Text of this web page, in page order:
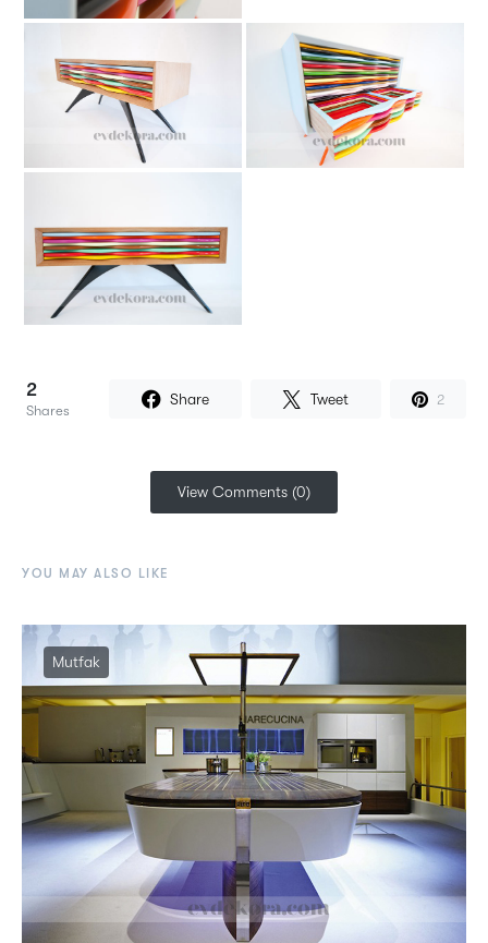
2
Shares
Share Tweet 2
View Comments (0)
YOU MAY ALSO LIKE
Mutfak